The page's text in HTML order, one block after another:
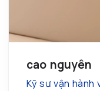
cao nguyên
Kỹ sư vận hành